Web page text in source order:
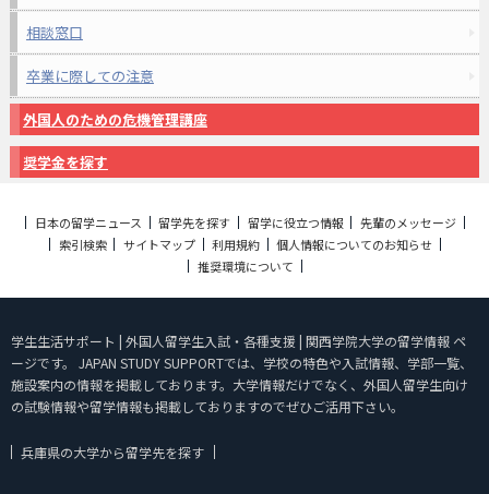
相談窓口
卒業に際しての注意
外国人のための危機管理講座
奨学金を探す
日本の留学ニュース 留学先を探す 留学に役立つ情報
先輩のメッセージ
索引検索
サイトマップ 利用規約
個人情報についてのお知らせ
推奨環境について
学生生活サポート | 外国人留学生入試・各種支援 | 関西学院大学の留学情報 ペ
ージです。 JAPAN STUDY SUPPORTでは、学校の特色や入試情報、学部一覧、
施設案内の情報を掲載しております。大学情報だけでなく、外国人留学生向け
の試験情報や留学情報も掲載しておりますのでぜひご活用下さい。
兵庫県の大学から留学先を探す